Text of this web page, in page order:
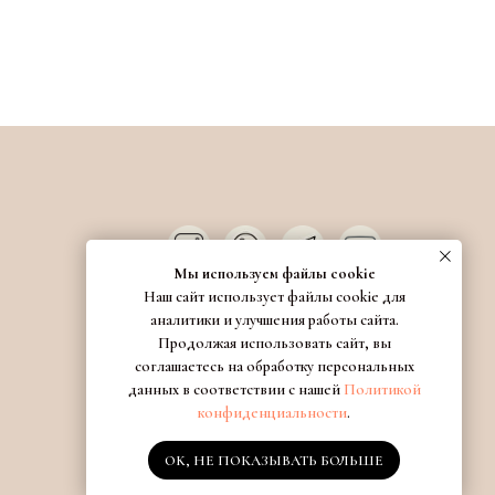
Мы используем файлы cookie
Наш сайт использует файлы cookie для
аналитики и улучшения работы сайта.
Продолжая использовать сайт, вы
соглашаетесь на обработку персональных
данных в соответствии с нашей Политикой
конфиденциальности.
OK, НЕ ПОКАЗЫВАТЬ БОЛЬШЕ